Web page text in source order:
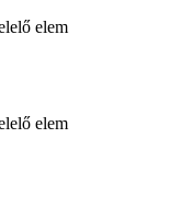
elem
elem